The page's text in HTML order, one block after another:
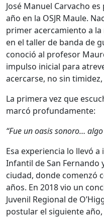
José Manuel Carvacho
año en la OSJR Maule.
primer acercamiento a
en el taller de banda de
conoció al profesor
impulso inicial para
acercarse, no sin
La primera vez que
marcó profundamente:
“Fue un oasis sonoro…
Esa experiencia lo llevó
Infantil de San Fernando
ciudad, donde comenzó
años. En 2018 vio un
Juvenil Regional de
postular el siguiente